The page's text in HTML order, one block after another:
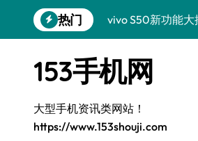
到
热门
vivo S50新功能大
三星Galaxy S26
三星Galaxy Z
S25 Ultra颜值炸
153手机网
大型手机资讯类网站！
https://www.153shouji.com